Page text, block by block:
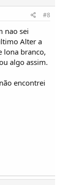
#8
nao sei
Alter a
lona branco,
algo assim.
encontrei